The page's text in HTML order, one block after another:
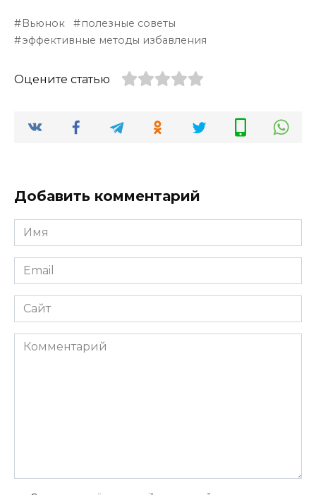
Вьюнок
полезные советы
эффективные методы избавления
Оцените статью
Добавить комментарий
Имя
*
Email
*
Сайт
Комментарий